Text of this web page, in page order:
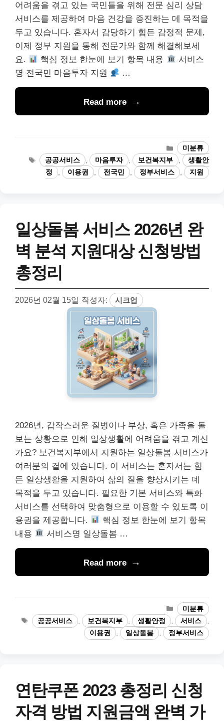
어려움을 겪고 있는 국민들을 위해 전문 심리 상담
서비스를 제공하여 마음 건강을 증진하는 데 목적을
두고 있습니다. 혼자서 감당하기 힘든 감정적 문제,
이제 정부 지원을 통해 전문가와 함께 해결해보세
요.
핵심 정보 한눈에 보기 항목 내용
서비스
명 전국민 마음투자 지원
…
Read more
카
테
고
리
미분류
태
그
공공서비스 , 마음투자 , 보건복지부 ,
생활안
정
, 이용권 , 전국민 , 정부서비스 , 지원
일상돌봄 서비스 2026년 완
벽 분석 지원대상 신청방법
총정리
2026년 02월 15일 작성자: 시크업
2026년, 갑작스러운 질병이나 부상, 혹은 가족을 돌
보는 상황으로 인해 일상생활에 어려움을 겪고 계신
가요? 보건복지부에서 지원하는 일상돌봄 서비스가
여러분의 곁에 있습니다. 이 서비스는 혼자서는 힘
든 일상생활을 지원하여 삶의 질을 향상시키는 데
목적을 두고 있습니다. 필요한 기본 서비스와 특화
서비스를 선택하여 맞춤형으로 이용할 수 있도록 이
용권을 제공합니다.
핵심 정보 한눈에 보기 항목
내용
서비스명 일상돌봄 …
Read more
카
테
고
리
미분류
태
그
공공서비스 보건복지부 생활안정 서비스
이용권
일상돌봄 정부서비스
연탄쿠폰 2023 총정리 신청
자격 방법 지원금액 완벽 가